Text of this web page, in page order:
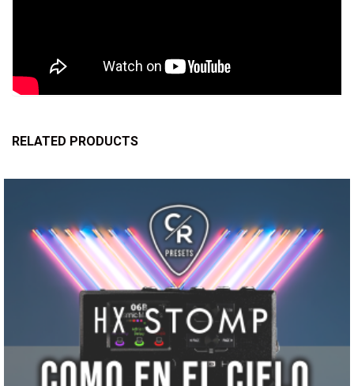
RELATED PRODUCTS